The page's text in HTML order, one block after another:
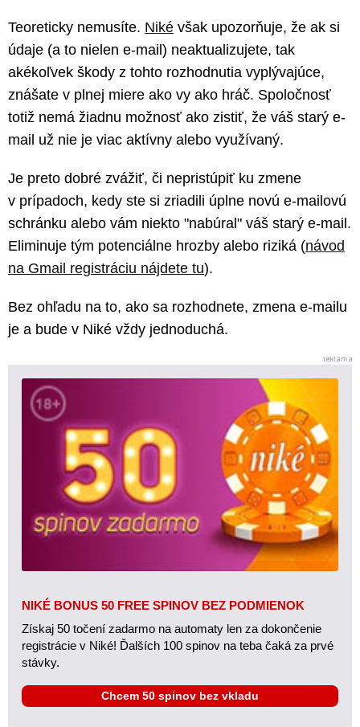
Teoreticky nemusíte. Niké však upozorňuje, že ak si
údaje (a to nielen e-mail) neaktualizujete, tak
akékoľvek škody z tohto rozhodnutia vyplývajúce,
znášate v plnej miere ako vy ako hráč. Spoločnosť
totiž nemá žiadnu možnosť ako zistiť, že váš starý e-
mail už nie je viac aktívny alebo využívaný.
Je preto dobré zvážiť, či nepristúpiť ku zmene
v prípadoch, kedy ste si zriadili úplne novú e-mailovú
schránku alebo vám niekto "nabúral" váš starý e-mail.
Eliminuje tým potenciálne hrozby alebo riziká (návod
na Gmail registráciu nájdete tu).
Bez ohľadu na to, ako sa rozhodnete, zmena e-mailu
je a bude v Niké vždy jednoduchá.
NIKÉ BONUS 50 FREE SPINOV BEZ PODMIENOK
Získaj 50 točení zadarmo na automaty len za dokončenie
registrácie v Niké! Ďalších 100 spinov na teba čaká za prvé
stávky.
Chcem 50 spinov bez vkladu